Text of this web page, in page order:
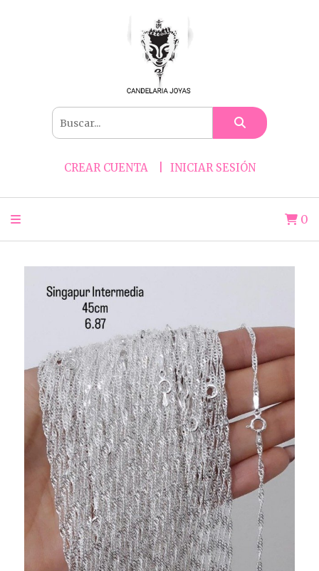
CREAR CUENTA INICIAR SESIÓN
0